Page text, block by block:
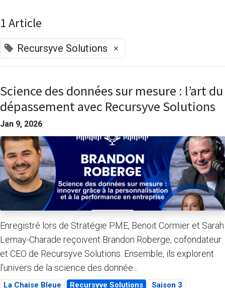
1 Article
Recursyve Solutions ×
Science des données sur mesure : l’art du
dépassement avec Recursyve Solutions
Jan 9, 2026
Enregistré lors de Stratégie PME, Benoit Cormier et Sarah
Lemay-Charade reçoivent Brandon Roberge, cofondateur
et CEO de Recursyve Solutions. Ensemble, ils explorent
l’univers de la science des donnée...
La Chaise Bleue Recursyve Solutions Saison 3